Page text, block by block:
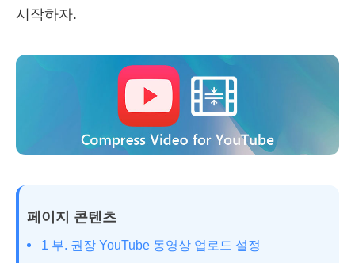
시작하자.
페이지 콘텐츠
1 부. 권장 YouTube 동영상 업로드 설정